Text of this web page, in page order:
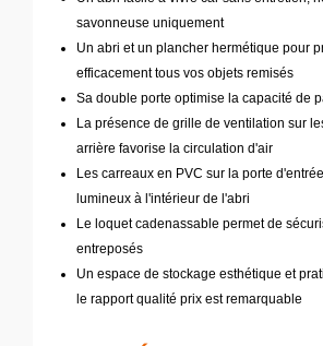
savonneuse uniquement
Un abri et un plancher hermétique pour
efficacement tous vos objets remisés
Sa double porte optimise la capacité de
La présence de grille de ventilation sur
arrière favorise la circulation d'air
Les carreaux en PVC sur la porte
lumineux à l'intérieur de l'abri
Le loquet cadenassable permet de
entreposés
Un espace de stockage esthétique et
le rapport qualité prix est remarquable